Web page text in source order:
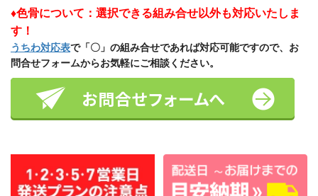
♦色骨について：選択できる組み合せ以外も対応いたしま
す！
うちわ対応表で「〇」の組み合せであれば対応可能ですので、お
問合せフォームからお気軽にご相談ください。